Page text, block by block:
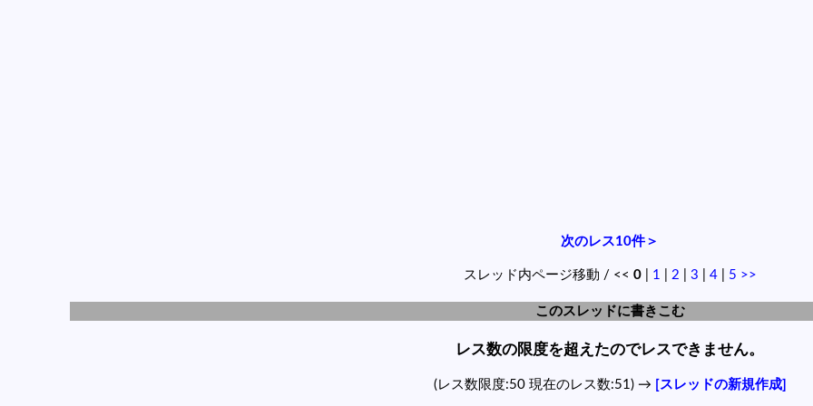
次のレス10件＞
スレッド内ページ移動 / << 0| 1 2 3 4| 5 >>
このスレッドに書きこむ
レス数の限度を超えたのでレスできません。
(レス数限度:50 現在のレス数:51) → [スレッドの新規作成]